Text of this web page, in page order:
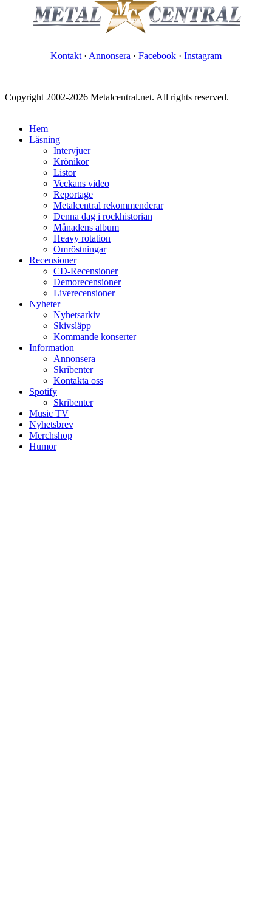
Kontakt · Annonsera · Facebook · Instagram
Copyright 2002-2026 Metalcentral.net. All rights reserved.
Hem
Läsning
Intervjuer
Krönikor
Listor
Veckans video
Reportage
Metalcentral rekommenderar
Denna dag i rockhistorian
Månadens album
Heavy rotation
Omröstningar
Recensioner
CD-Recensioner
Demorecensioner
Liverecensioner
Nyheter
Nyhetsarkiv
Skivsläpp
Kommande konserter
Information
Annonsera
Skribenter
Kontakta oss
Spotify
Skribenter
Music TV
Nyhetsbrev
Merchshop
Humor